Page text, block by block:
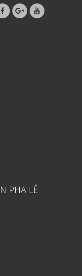
PHA LÊ